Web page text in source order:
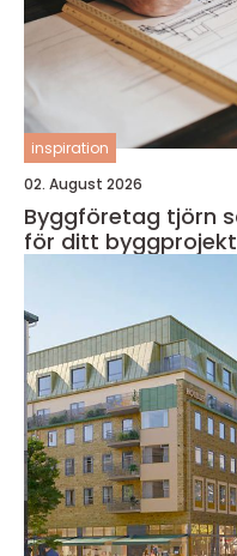
inspiration
02. August 2026
Byggföretag tjörn så väljer du rätt partner
för ditt byggprojekt